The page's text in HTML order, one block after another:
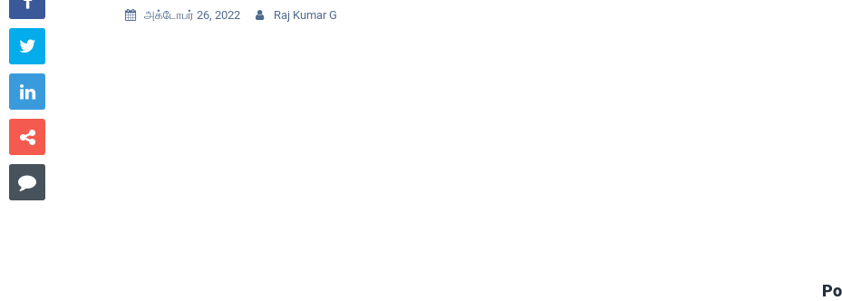
 அக்டோபர் 26, 2022  Raj Kumar G



